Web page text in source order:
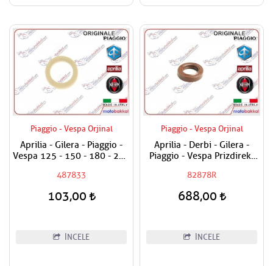
Piaggio - Vespa Orjinal
Aprilia - Gilera - Piaggio -
Vespa 125 - 150 - 180 - 200
Ağırlık Plastiği
487833
103,00
İNCELE
Piaggio - Vespa Orjinal
Aprilia - Derbi - Gilera -
Piaggio - Vespa Prizdirekt
82878R
688,00
İNCELE